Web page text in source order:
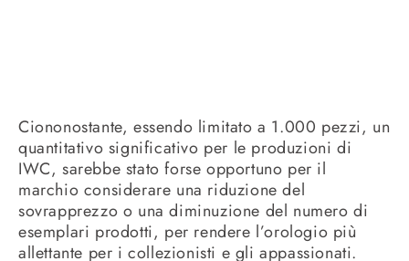
Ciononostante, essendo limitato a 1.000 pezzi, un
quantitativo significativo per le produzioni di
IWC, sarebbe stato forse opportuno per il
marchio considerare una riduzione del
sovrapprezzo o una diminuzione del numero di
esemplari prodotti, per rendere l’orologio più
allettante per i collezionisti e gli appassionati.